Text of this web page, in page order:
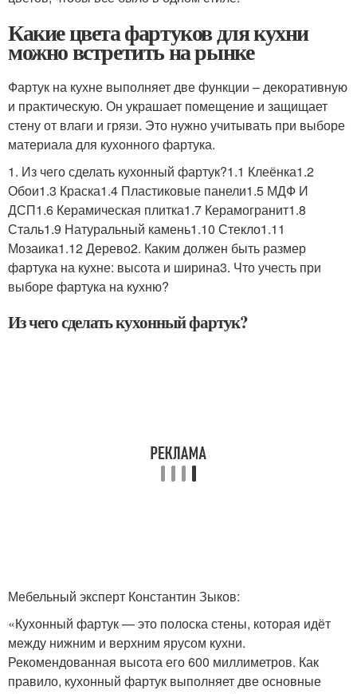
Какие цвета фартуков для кухни
можно встретить на рынке
Фартук на кухне выполняет две функции – декоративную
и практическую. Он украшает помещение и защищает
стену от влаги и грязи. Это нужно учитывать при выборе
материала для кухонного фартука.
1. Из чего сделать кухонный фартук?1.1 Клеёнка1.2
Обои1.3 Краска1.4 Пластиковые панели1.5 МДФ И
ДСП1.6 Керамическая плитка1.7 Керамогранит1.8
Сталь1.9 Натуральный камень1.10 Стекло1.11
Мозаика1.12 Дерево2. Каким должен быть размер
фартука на кухне: высота и ширина3. Что учесть при
выборе фартука на кухню?
Из чего сделать кухонный фартук?
Мебельный эксперт Константин Зыков:
«Кухонный фартук — это полоска стены, которая идёт
между нижним и верхним ярусом кухни.
Рекомендованная высота его 600 миллиметров. Как
правило, кухонный фартук выполняет две основные